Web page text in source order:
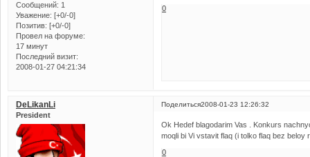
Сообщений: 1
Уважение: [+0/-0]
Позитив: [+0/-0]
Провел на форуме:
17 минут
Последний визит:
2008-01-27 04:21:34
0
Поделиться2008-01-23 12:26:32
DeLikanLi
President
Ok Hedef blagodarim Vas . Konkurs
moqli bi Vi vstavit flaq (i tolko flaq bez
0